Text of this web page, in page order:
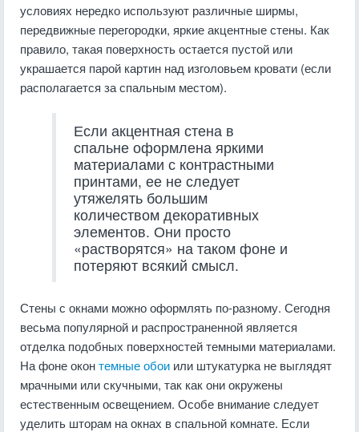
условиях нередко используют различные ширмы,
передвижные перегородки, яркие акцентные стены. Как
правило, такая поверхность остается пустой или
украшается парой картин над изголовьем кровати (если
располагается за спальным местом).
Если акцентная стена в
спальне оформлена яркими
материалами с контрастными
принтами, ее не следует
утяжелять большим
количеством декоративных
элементов. Они просто
«растворятся» на таком фоне и
потеряют всякий смысл.
Стены с окнами можно оформлять по-разному. Сегодня
весьма популярной и распространенной является
отделка подобных поверхностей темными материалами.
На фоне оконтемные обои или штукатурка не выглядят
мрачными или скучными, так как они окружены
естественным освещением. Особе внимание следует
уделить шторам на окнах в спальной комнате. Если